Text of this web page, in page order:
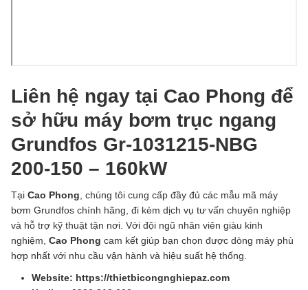
Liên hệ ngay tại Cao Phong để
sở hữu máy bơm trục ngang
Grundfos Gr-1031215-NBG
200-150 – 160kW
Tại Cao Phong, chúng tôi cung cấp đầy đủ các mẫu mã máy
bơm Grundfos chính hãng, đi kèm dịch vụ tư vấn chuyên nghiệp
và hỗ trợ kỹ thuật tận nơi. Với đội ngũ nhân viên giàu kinh
nghiệm, Cao Phong cam kết giúp bạn chọn được dòng máy phù
hợp nhất với nhu cầu vận hành và hiệu suất hệ thống.
Website: https://thietbicongnghiepaz.com